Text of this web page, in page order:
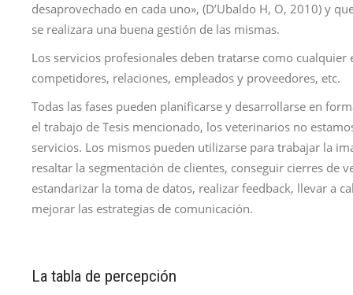
desaprovechado en cada uno», (D’Ubaldo H, O, 2010) y
se realizara una buena gestión de las mismas.
Los servicios profesionales deben tratarse como
competidores, relaciones, empleados y proveedores, etc.
Todas las fases pueden planificarse y desarrollarse en
el trabajo de Tesis mencionado, los veterinarios no
servicios. Los mismos pueden utilizarse para trabajar la
resaltar la segmentación de clientes, conseguir cierres de
estandarizar la toma de datos, realizar feedback, llevar a
mejorar las estrategias de comunicación.
La tabla de percepción